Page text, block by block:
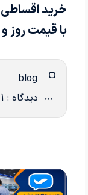
خرید اقساطی
با قیمت روز
دیدگاه : 1